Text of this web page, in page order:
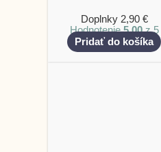
Doplnky 2,90 €
Hodnotenie5.00z 5
Pridať do košíka